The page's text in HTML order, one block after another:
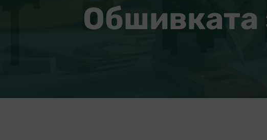
Обшивката